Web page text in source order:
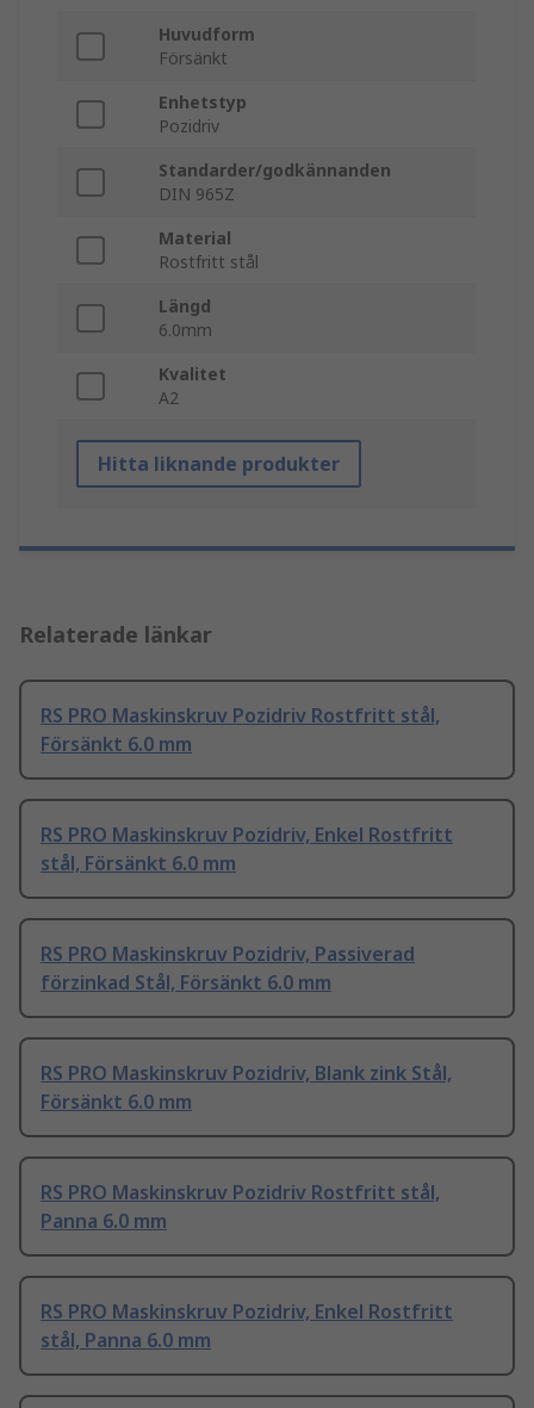
Huvudform
Försänkt
Enhetstyp
Pozidriv
Standarder/godkännanden
DIN 965Z
Material
Rostfritt stål
Längd
6.0mm
Kvalitet
A2
Hitta liknande produkter
Relaterade länkar
RS PRO Maskinskruv Pozidriv Rostfritt stål,
Försänkt 6.0 mm
RS PRO Maskinskruv Pozidriv, Enkel Rostfritt
stål, Försänkt 6.0 mm
RS PRO Maskinskruv Pozidriv, Passiverad
förzinkad Stål, Försänkt 6.0 mm
RS PRO Maskinskruv Pozidriv, Blank zink Stål,
Försänkt 6.0 mm
RS PRO Maskinskruv Pozidriv Rostfritt stål,
Panna 6.0 mm
RS PRO Maskinskruv Pozidriv, Enkel Rostfritt
stål, Panna 6.0 mm